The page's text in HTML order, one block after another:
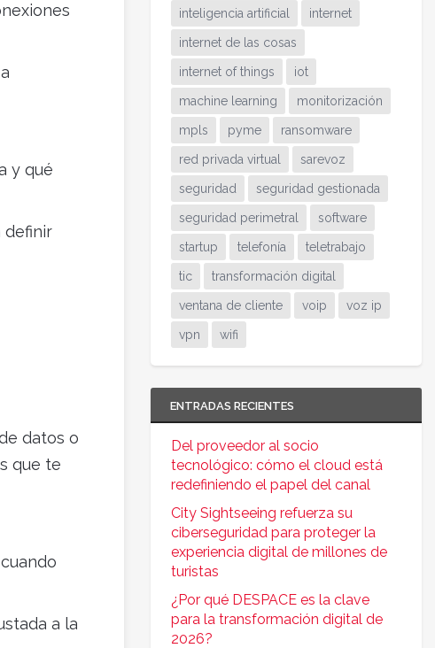
y qué
definir
datos o
que te
a la
inteligencia artificial internet
internet de las cosas
internet of things iot
machine learning monitorización
mpls pyme ransomware
red privada virtual sarevoz
seguridad seguridad gestionada
seguridad perimetral software
startup telefonía teletrabajo
tic transformación digital
ventana de cliente voip voz ip
vpn wifi
ENTRADAS RECIENTES
Del proveedor al socio
tecnológico: cómo el cloud está
redefiniendo el papel del canal
City Sightseeing refuerza su
ciberseguridad para proteger la
experiencia digital de millones de
turistas
¿Por qué DESPACE es la clave
para la transformación digital de
2026?